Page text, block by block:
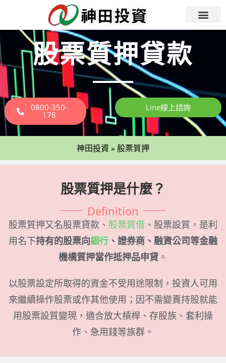
股票質押貸款
0800-350-
178
Line線上諮詢
神田投資 » 股票質押
股票質押是什麼？
Definition
股票質押又名股票貸款、 股票質借 、股票設質，是利
用名下持有的股票向銀行 、證券商、融資公司等金融
機構質押當作抵押品申貸 。
以股票設定所取得的資金不受用途限制，投資人可用
來繼續操作股票或作其他使用；因不需變賣持股就能
用股票設質變現，適合放大槓桿、存股族、套利操
作、急用錢等族群。